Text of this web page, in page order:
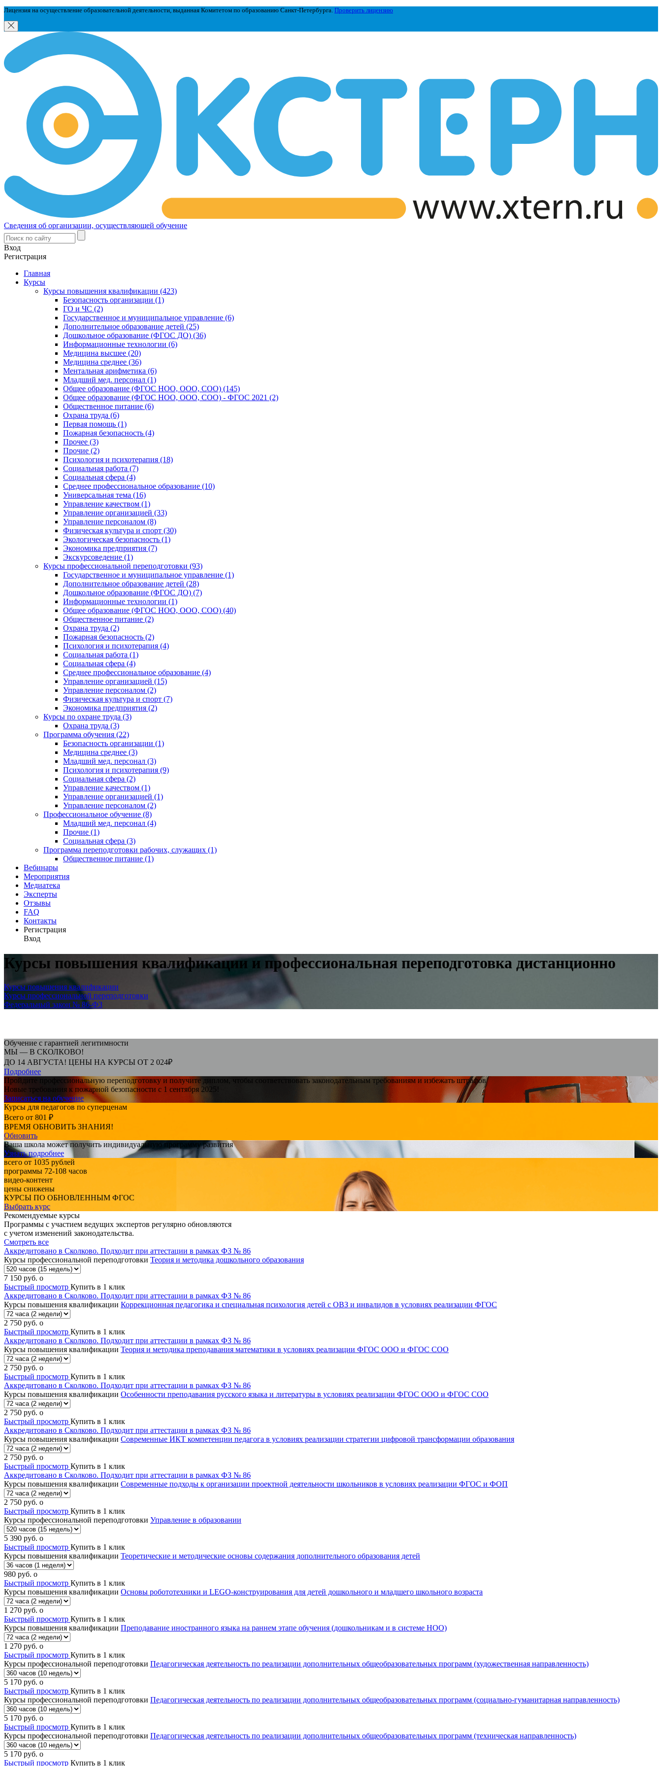
Лицензия на осуществление образовательной деятельности, выданная Комитетом по образованию Санкт-Петербурга. Проверить лицензию
Сведения об организации, осуществляющей обучение
Вход
Регистрация
Главная
Курсы
Курсы повышения квалификации (423)
Безопасность организации (1)
ГО и ЧС (2)
Государственное и муниципальное управление (6)
Дополнительное образование детей (25)
Дошкольное образование (ФГОС ДО) (36)
Информационные технологии (6)
Медицина высшее (20)
Медицина среднее (36)
Ментальная арифметика (6)
Младший мед. персонал (1)
Общее образование (ФГОС НОО, ООО, СОО) (145)
Общее образование (ФГОС НОО, ООО, СОО) - ФГОС 2021 (2)
Общественное питание (6)
Охрана труда (6)
Первая помощь (1)
Пожарная безопасность (4)
Прочее (3)
Прочие (2)
Психология и психотерапия (18)
Социальная работа (7)
Социальная сфера (4)
Среднее профессиональное образование (10)
Универсальная тема (16)
Управление качеством (1)
Управление организацией (33)
Управление персоналом (8)
Физическая культура и спорт (30)
Экологическая безопасность (1)
Экономика предприятия (7)
Экскурсоведение (1)
Курсы профессиональной переподготовки (93)
Государственное и муниципальное управление (1)
Дополнительное образование детей (28)
Дошкольное образование (ФГОС ДО) (7)
Информационные технологии (1)
Общее образование (ФГОС НОО, ООО, СОО) (40)
Общественное питание (2)
Охрана труда (2)
Пожарная безопасность (2)
Психология и психотерапия (4)
Социальная работа (1)
Социальная сфера (4)
Среднее профессиональное образование (4)
Управление организацией (15)
Управление персоналом (2)
Физическая культура и спорт (7)
Экономика предприятия (2)
Курсы по охране труда (3)
Охрана труда (3)
Программа обучения (22)
Безопасность организации (1)
Медицина среднее (3)
Младший мед. персонал (3)
Психология и психотерапия (9)
Социальная сфера (2)
Управление качеством (1)
Управление организацией (1)
Управление персоналом (2)
Профессиональное обучение (8)
Младший мед. персонал (4)
Прочие (1)
Социальная сфера (3)
Программа переподготовки рабочих, служащих (1)
Общественное питание (1)
Вебинары
Мероприятия
Медиатека
Эксперты
Отзывы
FAQ
Контакты
Регистрация
Вход
Курсы повышения квалификации и профессиональная переподготовка дистанционно
Курсы повышения квалификации
Курсы профессиональной переподготовки
Федеральный закон № 86-ФЗ
Обучение с гарантией легитимности
МЫ — В СКОЛКОВО!
ДО 14 АВГУСТА! ЦЕНЫ НА КУРСЫ ОТ 2 024₽
Подробнее
Пройдите профессиональную переподготовку и получите диплом, чтобы соответствовать законодательным требованиям и избежать штрафов
Новые требования к пожарной безопасности с 1 сентября 2025!
Записаться на обучение
Курсы для педагогов по суперценам
Всего от 801 ₽
ВРЕМЯ ОБНОВИТЬ ЗНАНИЯ!
Обновить
Ваша школа может получить индивидуальную программу развития
Узнать подробнее
всего от 1035 рублей
программы 72-108 часов
видео-контент
цены снижены
КУРСЫ ПО ОБНОВЛЕННЫМ ФГОС
Выбрать курс
Рекомендуемые курсы
Программы с участием ведущих экспертов регулярно обновляются
с учетом изменений законодательства.
Смотреть все
Аккредитовано в Сколково. Подходит при аттестации в рамках ФЗ № 86
Курсы профессиональной переподготовки Теория и методика дошкольного образования
7 150 руб. o
Быстрый просмотр Купить в 1 клик
Аккредитовано в Сколково. Подходит при аттестации в рамках ФЗ № 86
Курсы повышения квалификации Коррекционная педагогика и специальная психология детей с ОВЗ и инвалидов в условиях реализации ФГОС
2 750 руб. o
Быстрый просмотр Купить в 1 клик
Аккредитовано в Сколково. Подходит при аттестации в рамках ФЗ № 86
Курсы повышения квалификации Теория и методика преподавания математики в условиях реализации ФГОС ООО и ФГОС СОО
2 750 руб. o
Быстрый просмотр Купить в 1 клик
Аккредитовано в Сколково. Подходит при аттестации в рамках ФЗ № 86
Курсы повышения квалификации Особенности преподавания русского языка и литературы в условиях реализации ФГОС ООО и ФГОС СОО
2 750 руб. o
Быстрый просмотр Купить в 1 клик
Аккредитовано в Сколково. Подходит при аттестации в рамках ФЗ № 86
Курсы повышения квалификации Современные ИКТ компетенции педагога в условиях реализации стратегии цифровой трансформации образования
2 750 руб. o
Быстрый просмотр Купить в 1 клик
Аккредитовано в Сколково. Подходит при аттестации в рамках ФЗ № 86
Курсы повышения квалификации Современные подходы к организации проектной деятельности школьников в условиях реализации ФГОС и ФОП
2 750 руб. o
Быстрый просмотр Купить в 1 клик
Курсы профессиональной переподготовки Управление в образовании
5 390 руб. o
Быстрый просмотр Купить в 1 клик
Курсы повышения квалификации Теоретические и методические основы содержания дополнительного образования детей
980 руб. o
Быстрый просмотр Купить в 1 клик
Курсы повышения квалификации Основы робототехники и LEGO-конструирования для детей дошкольного и младшего школьного возраста
1 270 руб. o
Быстрый просмотр Купить в 1 клик
Курсы повышения квалификации Преподавание иностранного языка на раннем этапе обучения (дошкольникам и в системе НОО)
1 270 руб. o
Быстрый просмотр Купить в 1 клик
Курсы профессиональной переподготовки Педагогическая деятельность по реализации дополнительных общеобразовательных программ (художественная направленность)
5 170 руб. o
Быстрый просмотр Купить в 1 клик
Курсы профессиональной переподготовки Педагогическая деятельность по реализации дополнительных общеобразовательных программ (социально-гуманитарная направленность)
5 170 руб. o
Быстрый просмотр Купить в 1 клик
Курсы профессиональной переподготовки Педагогическая деятельность по реализации дополнительных общеобразовательных программ (техническая направленность)
5 170 руб. o
Быстрый просмотр Купить в 1 клик